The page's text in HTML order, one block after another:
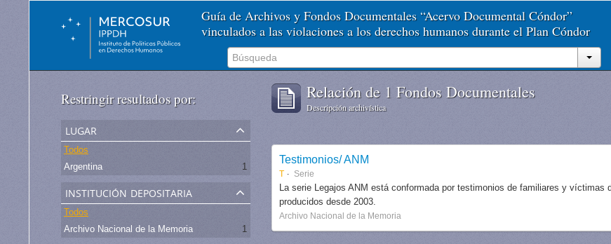
Guía de Archivos y Fondos Documentales “Acervo Documental Cóndor”
vinculados a las violaciones a los derechos humanos durante el Plan Cóndor
Restringir resultados por:
lugar
Todos
Argentina
1
institución depositaria
Todos
Archivo Nacional de la Memoria
1
Relación de 1 Fondos Documentales
Descripción archivística
Testimonios/ ANM
T Serie
La serie Legajos ANM está conformada por testimonios de familiares y
producidos desde 2003.
Archivo Nacional de la Memoria